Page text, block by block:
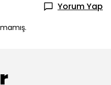
Yorum Yap